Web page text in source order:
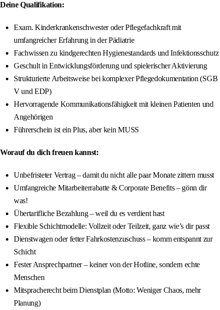
Deine Qualifikation:
Exam. Kinderkrankenschwester oder Pflegefachkraft mit
umfangreicher Erfahrung in der Pädiatrie
Fachwissen zu kindgerechten Hygienestandards und Infektionsschutz
Geschult in Entwicklungsförderung und spielerischer Aktivierung
Strukturierte Arbeitsweise bei komplexer Pflegedokumentation (SGB
V und EDP)
Hervorragende Kommunikationsfähigkeit mit kleinen Patienten und
Angehörigen
Führerschein ist ein Plus, aber kein MUSS
Worauf du dich freuen kannst:
Unbefristeter Vertrag – damit du nicht alle paar Monate zittern musst
Umfangreiche Mitarbeiterrabatte & Corporate Benefits – gönn dir
was!
Übertarifliche Bezahlung – weil du es verdient hast
Flexible Schichtmodelle: Vollzeit oder Teilzeit, ganz wie’s dir passt
Dienstwagen oder fetter Fahrkostenzuschuss – komm entspannt zur
Schicht
Fester Ansprechpartner – keiner von der Hotline, sondern echte
Menschen
Mitspracherecht beim Dienstplan (Motto: Weniger Chaos, mehr
Planung)